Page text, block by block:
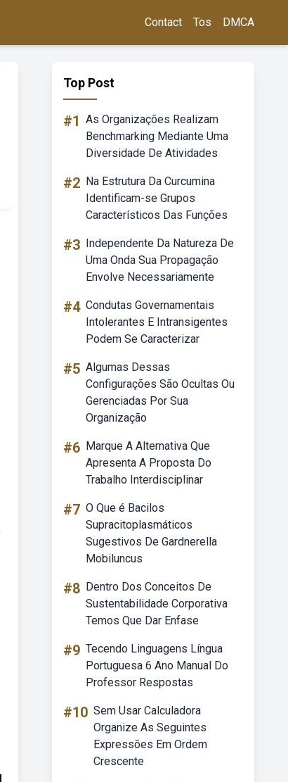
Contact Tos DMCA
Top Post
#1 As Organizações Realizam
Benchmarking Mediante Uma
Diversidade De Atividades
#2 Na Estrutura Da Curcumina
Identificam-se Grupos
Característicos Das Funções
#3 Independente Da Natureza De
Uma Onda Sua Propagação
Envolve Necessariamente
#4 Condutas Governamentais
Intolerantes E Intransigentes
Podem Se Caracterizar
#5 Algumas Dessas
Configurações São Ocultas Ou
Gerenciadas Por Sua
Organização
#6 Marque A Alternativa Que
Apresenta A Proposta Do
Trabalho Interdisciplinar
#7 O Que é Bacilos
Supracitoplasmáticos
Sugestivos De Gardnerella
Mobiluncus
#8 Dentro Dos Conceitos De
Sustentabilidade Corporativa
Temos Que Dar Enfase
#9 Tecendo Linguagens Língua
Portuguesa 6 Ano Manual Do
Professor Respostas
#10 Sem Usar Calculadora
Organize As Seguintes
Expressões Em Ordem
Crescente